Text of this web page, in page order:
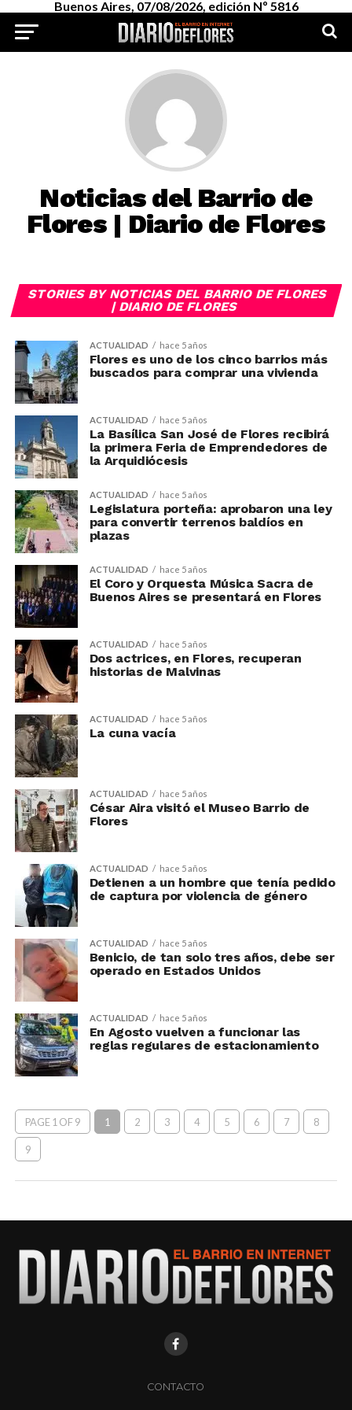
Buenos Aires, 07/08/2026, edición Nº 5816
Noticias del Barrio de
Flores | Diario de Flores
STORIES BY NOTICIAS DEL BARRIO DE FLORES
| DIARIO DE FLORES
ACTUALIDAD hace 5 años
Flores es uno de los cinco barrios más
buscados para comprar una vivienda
ACTUALIDAD hace 5 años
La Basílica San José de Flores recibirá
la primera Feria de Emprendedores de
la Arquidiócesis
ACTUALIDAD hace 5 años
Legislatura porteña: aprobaron una ley
para convertir terrenos baldíos en
plazas
ACTUALIDAD hace 5 años
El Coro y Orquesta Música Sacra de
Buenos Aires se presentará en Flores
ACTUALIDAD hace 5 años
Dos actrices, en Flores, recuperan
historias de Malvinas
ACTUALIDAD hace 5 años
La cuna vacía
ACTUALIDAD hace 5 años
César Aira visitó el Museo Barrio de
Flores
ACTUALIDAD hace 5 años
Detienen a un hombre que tenía pedido
de captura por violencia de género
ACTUALIDAD hace 5 años
Benicio, de tan solo tres años, debe ser
operado en Estados Unidos
ACTUALIDAD hace 5 años
En Agosto vuelven a funcionar las
reglas regulares de estacionamiento
PAGE 1 OF 9 1 2 3 4 5 6 7 8
9
CONTACTO